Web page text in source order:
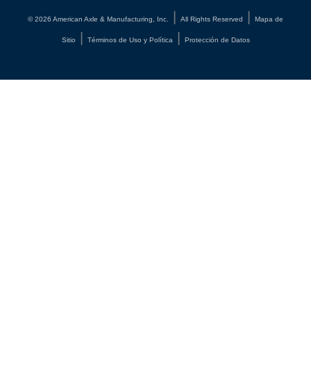
©2026 American Axle & Manufacturing, Inc. All Rights Reserved Mapa de
Sitio Términos de Uso y Política Protección de Datos